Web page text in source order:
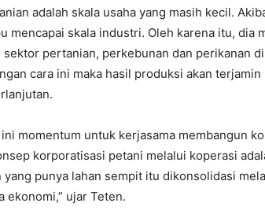
adalah skala usaha yang masih kecil.
mencapai skala industri. Oleh karena itu, dia
pertanian, perkebunan dan perikanan
cara ini maka hasil produksi akan
momentum untuk kerjasama membangun
korporatisasi petani melalui koperasi
yang punya lahan sempit itu dikonsolidasi
ekonomi,” ujar Teten.